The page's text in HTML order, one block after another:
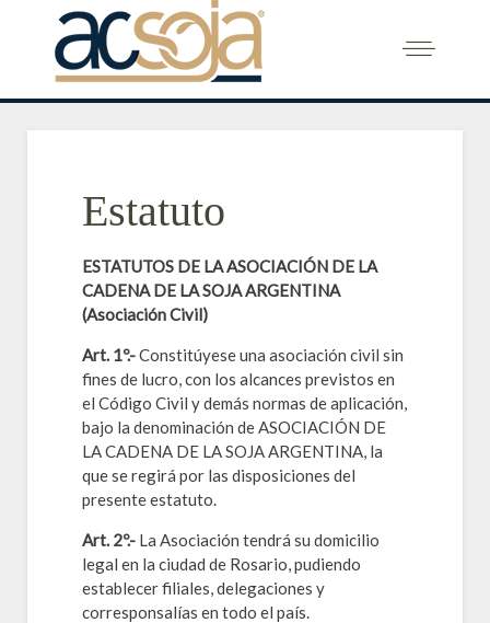
Estatuto
ESTATUTOS DE LA ASOCIACIÓN DE LA
CADENA DE LA SOJA ARGENTINA
(Asociación Civil)
Art. 1º.-Constitúyese una asociación civil sin
fines de lucro, con los alcances previstos en
el Código Civil y demás normas de aplicación,
bajo la denominación de ASOCIACIÓN DE
LA CADENA DE LA SOJA ARGENTINA, la
que se regirá por las disposiciones del
presente estatuto.
Art. 2º.- La Asociación tendrá su domicilio
legal en la ciudad de Rosario, pudiendo
establecer filiales, delegaciones y
corresponsalías en todo el país.